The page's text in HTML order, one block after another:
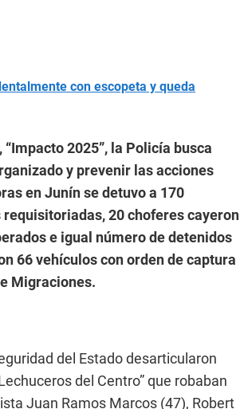
con escopeta y queda
2025”, la Policía busca
y prevenir las acciones
en Junín se detuvo a 170
20 choferes cayeron
e igual número de detenidos
66 vehículos con orden de captura
Migraciones.
del Estado desarticularon
del Centro” que robaban
Juan Ramos Marcos (47), Robert